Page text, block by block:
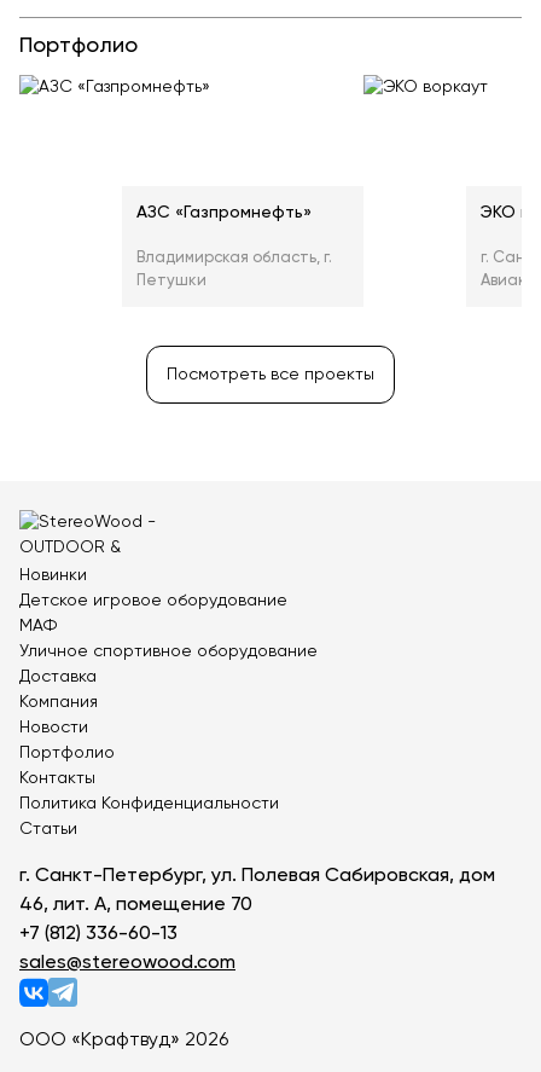
Портфолио
АЗС «Газпромнефть»
Владимирская область, г.
Петушки
ЭКО
г.
Посмотреть все проекты
Новинки
Детское игровое оборудование
МАФ
Уличное спортивное оборудование
Доставка
Компания
Новости
Портфолио
Контакты
Политика Конфиденциальности
Статьи
г. Санкт-Петербург, ул. Полевая Сабировская, дом
46, лит. А, помещение 70
+7 (812) 336-60-13
sales@stereowood.com
ООО «Крафтвуд» 2026